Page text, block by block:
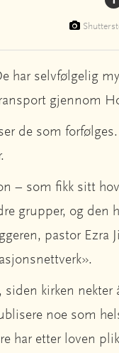
har selvfølgelig
gjennom
de som
– som fikk sitt
grupper, og den
pastor Ezra
kirken nekter
noe som
har etter loven